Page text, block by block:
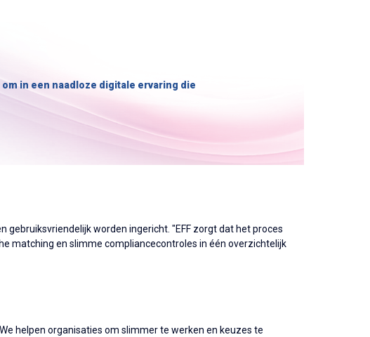
in een naadloze digitale ervaring die
gebruiksvriendelijk worden ingericht. "EFF zorgt dat het proces
matching en slimme compliancecontroles in één overzichtelijk
helpen organisaties om slimmer te werken en keuzes te